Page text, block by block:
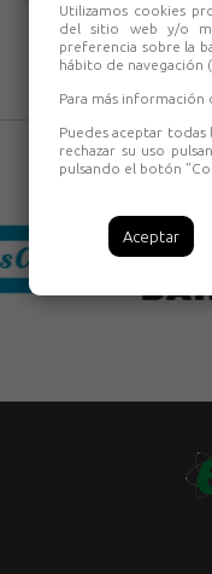
Utilizamos cookies
del sitio web y/o
preferencia sobre la
hábito de navegación
Para más información
Puedes aceptar todas
rechazar su uso
pulsando el botón
Aceptar